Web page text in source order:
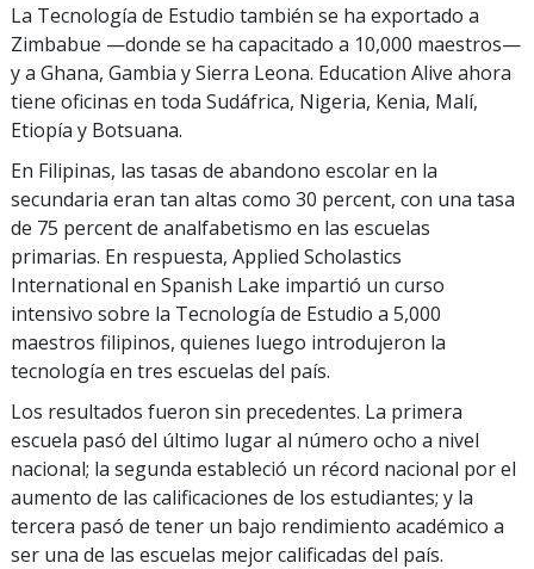
La Tecnología de Estudio también se ha exportado a
Zimbabue —donde se ha capacitado a 10,000 maestros—
y a Ghana, Gambia y Sierra Leona. Education Alive ahora
tiene oficinas en toda Sudáfrica, Nigeria, Kenia, Malí,
Etiopía y Botsuana.
En Filipinas, las tasas de abandono escolar en la
secundaria eran tan altas como 30 percent, con una tasa
de 75 percentde analfabetismo en las escuelas
primarias. En respuesta, Applied Scholastics
International en Spanish Lake impartió un curso
intensivo sobre la Tecnología de Estudio a 5,000
maestros filipinos, quienes luego introdujeron la
tecnología en tres escuelas del país.
Los resultados fueron sin precedentes. La primera
escuela pasó del último lugar al número ocho a nivel
nacional; la segunda estableció un récord nacional por el
aumento de las calificaciones de los estudiantes; y la
tercera pasó de tener un bajo rendimiento académico a
ser una de las escuelas mejor calificadas del país.